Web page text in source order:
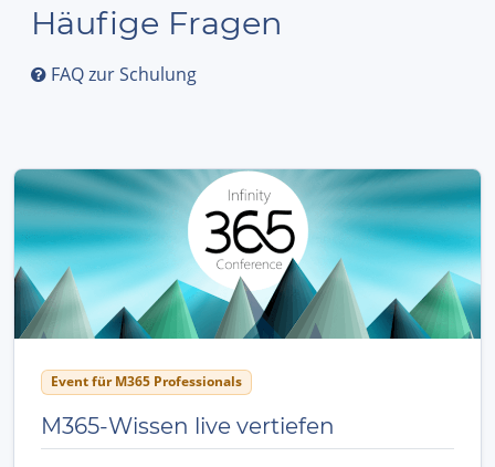
Häufige Fragen
FAQ zur Schulung
Event für M365 Professionals
M365-Wissen live vertiefen